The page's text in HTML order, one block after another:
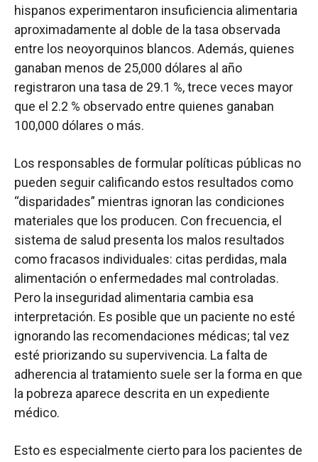
hispanos experimentaron insuficiencia alimentaria
aproximadamente al doble de la tasa observada
entre los neoyorquinos blancos. Además, quienes
ganaban menos de 25,000 dólares al año
registraron una tasa de 29.1 %, trece veces mayor
que el 2.2 % observado entre quienes ganaban
100,000 dólares o más.
Los responsables de formular políticas públicas no
pueden seguir calificando estos resultados como
“disparidades” mientras ignoran las condiciones
materiales que los producen. Con frecuencia, el
sistema de salud presenta los malos resultados
como fracasos individuales: citas perdidas, mala
alimentación o enfermedades mal controladas.
Pero la inseguridad alimentaria cambia esa
interpretación. Es posible que un paciente no esté
ignorando las recomendaciones médicas; tal vez
esté priorizando su supervivencia. La falta de
adherencia al tratamiento suele ser la forma en que
la pobreza aparece descrita en un expediente
médico.
Esto es especialmente cierto para los pacientes de